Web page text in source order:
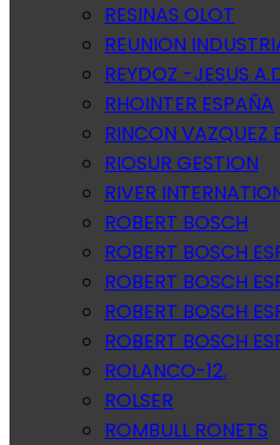
RESINAS OLOT
REUNION
REYDOZ -JESUS
RHOINTER ESPAÑA
RINCON VAZQUEZ
RIOSUR GESTION
RIVER
ROBERT BOSCH
ROBERT BOSCH
ROBERT BOSCH
ROBERT BOSCH
ROBERT BOSCH
ROLANCO-12.
ROLSER
ROMBULL RONETS